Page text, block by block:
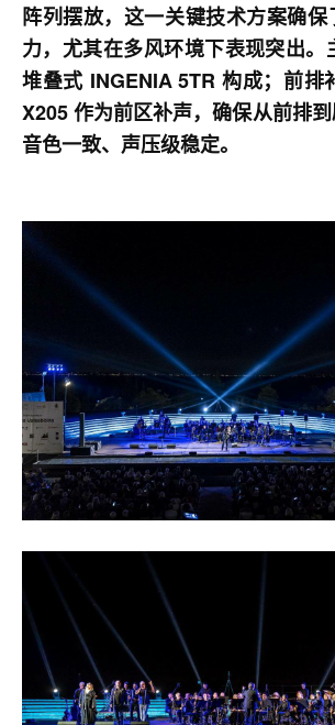
阵列摆放，这一关键技术方案确
力，尤其在多风环境下表现突出。
堆叠式 INGENIA 5TR 构成；前排
X205 作为前区补声，确保从前排到
音色一致、声压级稳定。